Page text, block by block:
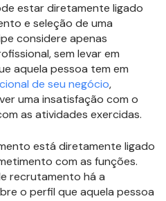
estar diretamente ligado
e seleção de uma
considere apenas
sem levar em
aquela pessoa tem em
de seu negócio,
uma insatisfação com o
as atividades exercidas.
está diretamente ligado
com as funções.
recrutamento há a
o perfil que aquela pessoa